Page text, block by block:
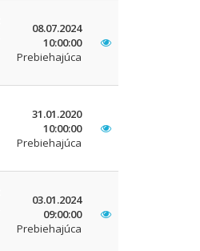
08.07.2024
10:00:00
Prebiehajúca
31.01.2020
10:00:00
Prebiehajúca
03.01.2024
09:00:00
Prebiehajúca